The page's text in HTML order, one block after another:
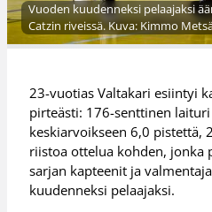
Vuoden kuudenneksi pelaajaksi
Catzin riveissä. Kuva: Kimmo
23-vuotias Valtakari esiintyi
pirteästi: 176-senttinen
keskiarvoikseen 6,0 pistettä,
riistoa ottelua kohden, jonka
sarjan kapteenit ja
kuudenneksi pelaajaksi.